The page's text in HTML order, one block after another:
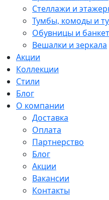
Стеллажи и
Тумбы, комоды и
Обувницы и
Вешалки и зеркала
Акции
Коллекции
Стили
Блог
О компании
Доставка
Оплата
Партнерство
Блог
Акции
Вакансии
Контакты